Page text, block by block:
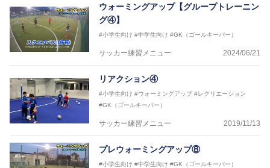
ウォーミングアップ【グループトレーニン
グ④】
#小学生向け #中学生向け #GK（ゴールキーパー）
サッカー練習メニュー 2024/06/21
リアクション④
#小学生向け #ウォーミングアップ #レクリエーション
#GK（ゴールキーパー）
サッカー練習メニュー 2019/11/13
プレウォーミングアップ⑧
#小学生向け #中学生向け #GK（ゴールキーパー）